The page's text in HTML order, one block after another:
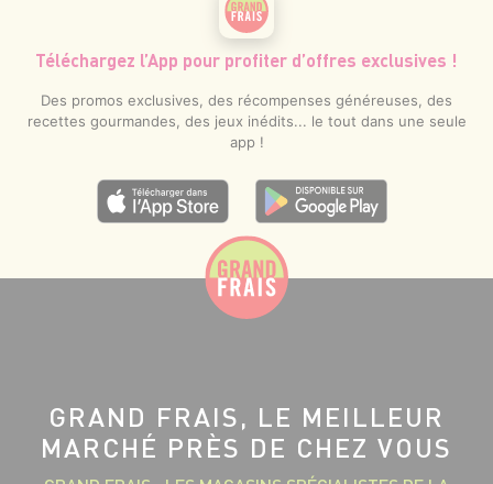
Téléchargez l’App pour profiter d’offres exclusives !
Des promos exclusives, des récompenses généreuses, des
recettes gourmandes, des jeux inédits... le tout dans une seule
app !
GRAND FRAIS, LE MEILLEUR
MARCHÉ PRÈS DE CHEZ VOUS